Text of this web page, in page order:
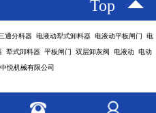
Top
通分料器 电液动犁式卸料器 电液动平板闸门 电
犁式卸料器 平板闸门 双层卸灰阀 电液动 电动
悦机械有限公司